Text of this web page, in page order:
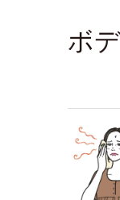
ボ